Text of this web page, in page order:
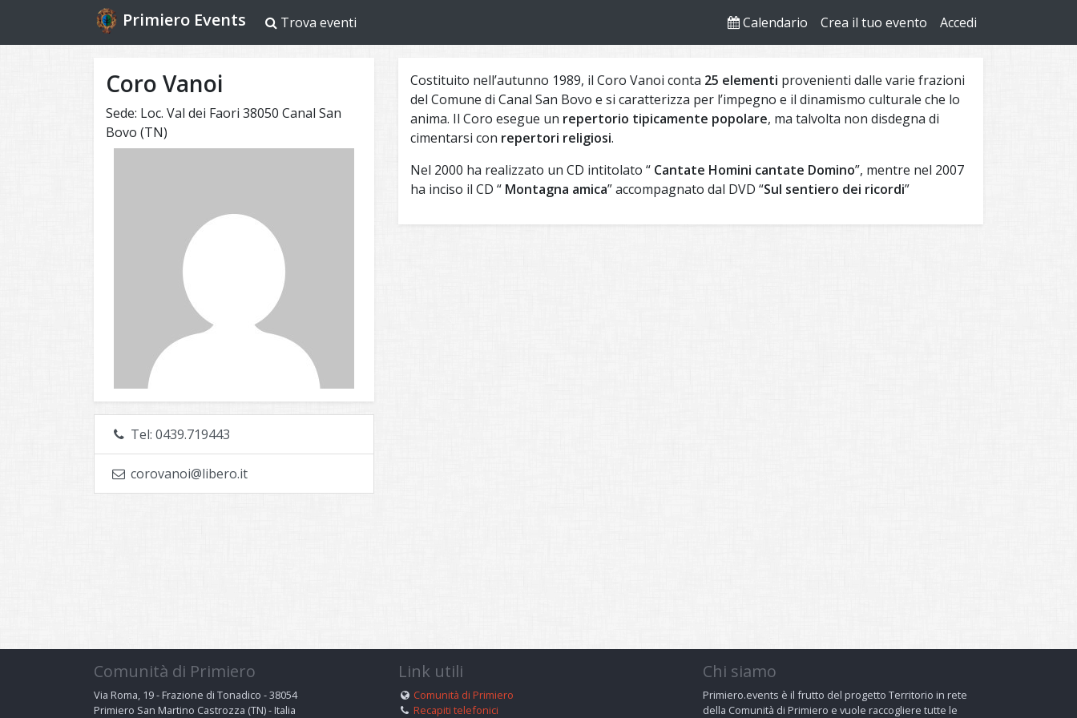
Primiero Events Trova eventi Calendario Crea il tuo evento Accedi
Coro Vanoi
Sede: Loc. Val dei Faori 38050 Canal San
Bovo (TN)
Tel: 0439.719443
corovanoi@libero.it
Costituito nell’autunno 1989, il Coro Vanoi conta 25 elementi provenienti dalle varie frazioni
del Comune di Canal San Bovo e si caratterizza per l’impegno e il dinamismo culturale che lo
anima. Il Coro esegue un repertorio tipicamente popolare, ma talvolta non disdegna di
cimentarsi con repertori religiosi.
Nel 2000 ha realizzato un CD intitolato “ Cantate Homini cantate Domino”, mentre nel 2007
ha inciso il CD “ Montagna amica” accompagnato dal DVD “Sul sentiero dei ricordi”
Comunità di Primiero
Via Roma, 19 - Frazione di Tonadico - 38054
Primiero San Martino Castrozza (TN) - Italia
Link utili
Comunità di Primiero
Recapiti telefonici
Chi siamo
Primiero.events è il frutto del progetto Territorio in rete
della Comunità di Primiero e vuole raccogliere tutte le